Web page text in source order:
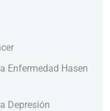
Enfermedad Hasen
Depresión